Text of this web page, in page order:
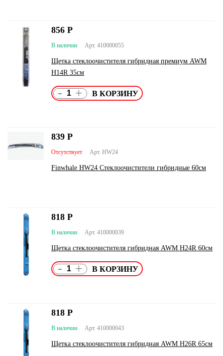
Арт. 410000055
В наличии
Щетка стеклоочистителя гибридная премиум AWM
H14R 35см
856 Р
- +
Арт. HW24
Отсутствует
Finwhale HW24 Стеклоочистители гибридные 60см
839 Р
Арт. 410000039
В наличии
Щетка стеклоочистителя гибридная AWM H24R 60см
818 Р
- +
Арт. 410000043
В наличии
Щетка стеклоочистителя гибридная AWM H26R 65см
818 Р